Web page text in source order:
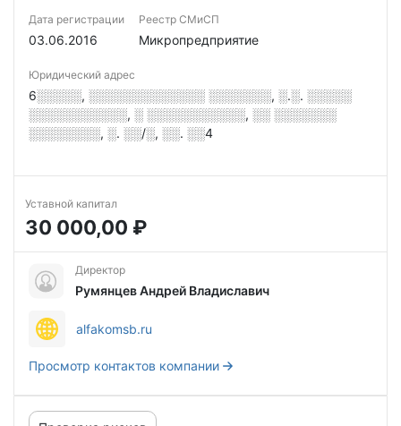
Дата регистрации
03.06.2016
Реестр СМиСП
Микропредприятие
Юридический адрес
6░░░░░, ░░░░░░░░░░░░░ ░░░░░░░, ░.░. ░░░░░
░░░░░░░░░░░, ░ ░░░░░░░░░░░, ░░ ░░░░░░░
░░░░░░░░, ░. ░░/░, ░░. ░░4
Уставной капитал
30 000,00 ₽
Директор
Румянцев Андрей Владиславич
alfakomsb.ru
Просмотр контактов компании